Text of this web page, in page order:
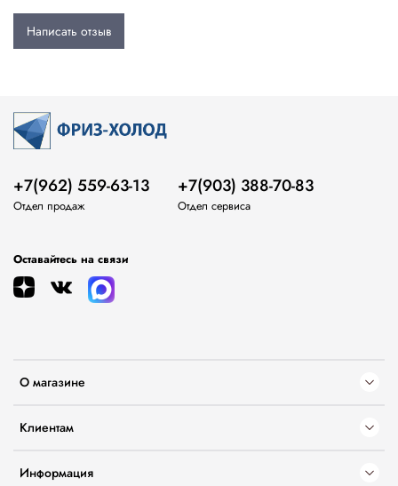
Написать отзыв
О магазине
Клиентам
Информация
+7(962) 559-63-13
Отдел продаж
+7(903) 388-70-83
Отдел сервиса
Оставайтесь на связи